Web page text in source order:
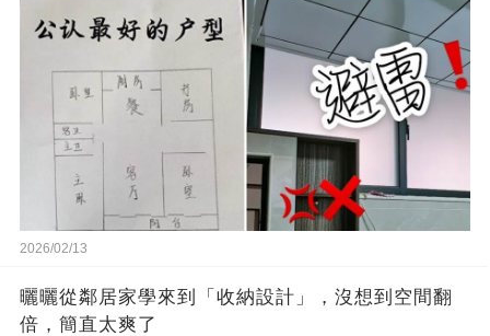
2026/02/13
曬曬從鄰居家學來到「收納設計」，沒想到空間翻
倍，簡直太爽了